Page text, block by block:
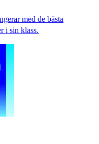
med de bästa
i sin klass.​​